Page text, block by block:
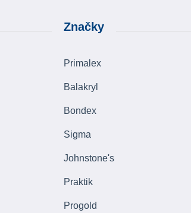
Značky
Primalex
Balakryl
Bondex
Sigma
Johnstone's
Praktik
Progold